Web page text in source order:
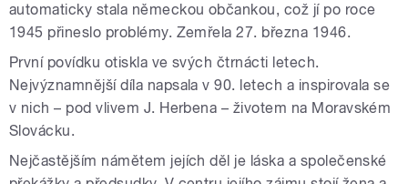
automaticky stala německou občankou, což jí po roce
1945 přineslo problémy. Zemřela 27. března 1946.
První povídku otiskla ve svých čtrnácti letech.
Nejvýznamnější díla napsala v 90. letech a inspirovala se
v nich – pod vlivem J. Herbena – životem na Moravském
Slovácku.
Nejčastějším námětem jejích děl je láska a společenské